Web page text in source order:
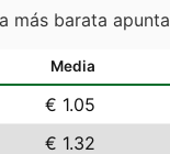
más barata
Media
€ 1.05
€ 1.32